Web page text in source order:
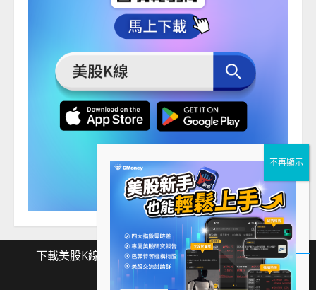
下載美股K線 Facebook Instagram Twitter
Facebook
Instagram
Twitter